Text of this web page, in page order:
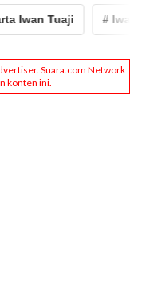
Tuaji # Iwan